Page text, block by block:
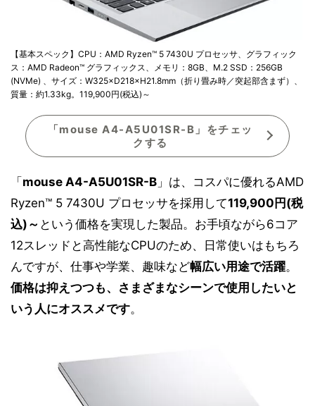
【基本スペック】CPU：AMD Ryzen™ 5 7430U プロセッサ、グラフィック
ス：AMD Radeon™ グラフィックス、メモリ：8GB、M.2 SSD：256GB
(NVMe) 、サイズ：W325×D218×H21.8mm（折り畳み時／突起部含まず）、
質量：約1.33kg。119,900円(税込)～
「mouse A4-A5U01SR-B」をチェッ
クする
「 mouse A4-A5U01SR-B 」は、コスパに優れるAMD
Ryzen™ 5 7430U プロセッサを採用して119,900円(税
込)～ という価格を実現した製品。お手頃ながら6コア
12スレッドと高性能なCPUのため、日常使いはもちろ
んですが、仕事や学業、趣味など幅広い用途で活躍。
価格は抑えつつも、さまざまなシーンで使用したいと
いう人にオススメです。